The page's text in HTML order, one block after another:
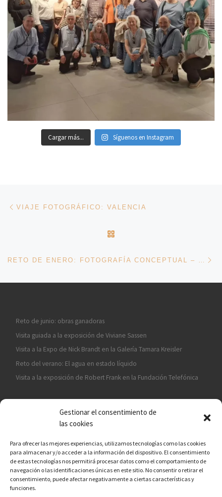
Gestionar el consentimiento de
las cookies
Para ofrecer las mejores experiencias, utilizamos tecnologías como las cookies
para almacenar y/o acceder a la información del dispositivo. El consentimiento
de estas tecnologías nos permitirá procesar datos como el comportamiento de
navegación o las identificaciones únicas en este sitio. No consentir o retirar el
consentimiento, puede afectar negativamente a ciertas características y
funciones.
Cargar más... Síguenos en Instagram
Navegación de entradas
VIAJE FOTOGRÁFICO: VALENCIA
Reto de junio: obras ganadoras
Visita guiada a la exposición de Viviane Sassen
Visita a la Expo de Nick Brandt en la Galería Tamara Kreisler
Reto del verano: El agua en estado líquido
Visita a la exposición de Robert Frank en la Fundación Telefónica
¡ASÓCIATE A CÁMARA EN MANO!